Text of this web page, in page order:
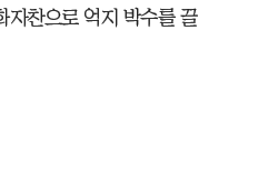
자찬으로 억지 박수를 끌